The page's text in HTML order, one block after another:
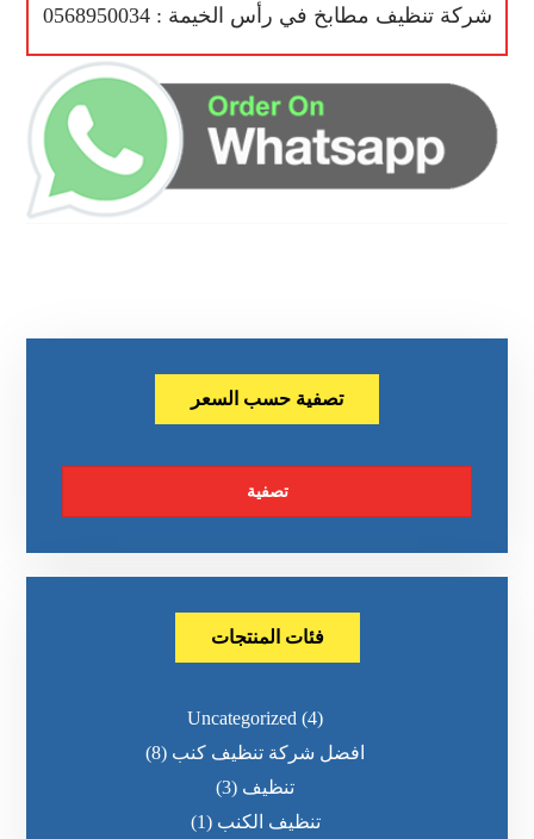
شركة تنظيف مطابخ في رأس الخيمة : 0568950034
تصفية حسب السعر
تصفية
فئات المنتجات
Uncategorized (4)
افضل شركة تنظيف كنب (8)
تنظيف (3)
تنظيف الكنب (1)